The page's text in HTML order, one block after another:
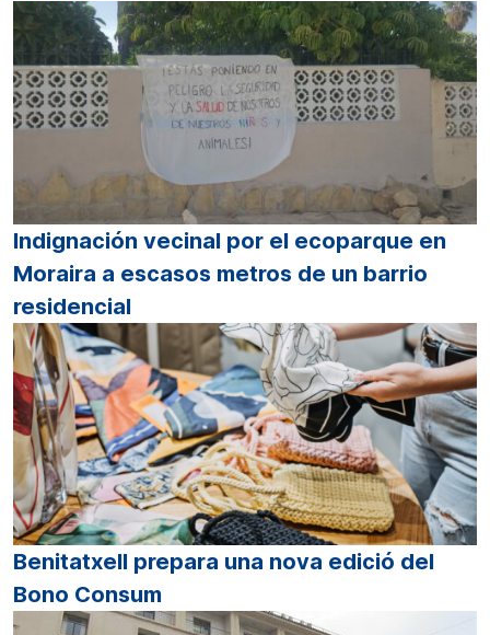
Indignación vecinal por el ecoparque en
Moraira a escasos metros de un barrio
residencial
Benitatxell prepara una nova edició del
Bono Consum